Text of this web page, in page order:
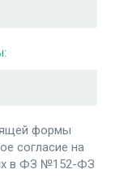
формы
согласие на
в ФЗ №152-ФЗ